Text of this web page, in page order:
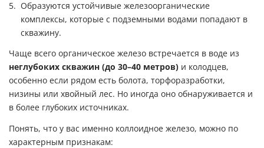
Образуются устойчивые железоорганические
комплексы, которые с подземными водами попадают в
скважину.
Чаще всего органическое железо встречается в воде из
неглубоких скважин (до 30–40 метров) и колодцев,
особенно если рядом есть болота, торфоразработки,
низины или хвойный лес. Но иногда оно обнаруживается и
в более глубоких источниках.
Понять, что у вас именно коллоидное железо, можно по
характерным признакам: